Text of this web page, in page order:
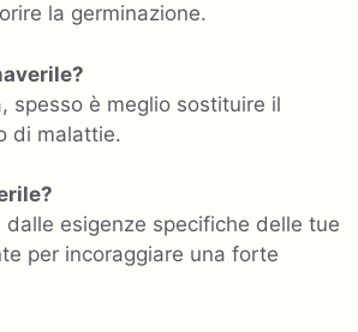
la germinazione.
spesso è meglio sostituire il
di malattie.
esigenze specifiche delle tue
per incoraggiare una forte